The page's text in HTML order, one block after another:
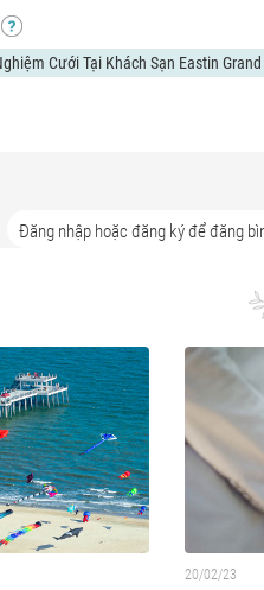
Cưới Tại Khách Sạn Eastin
20/02/23